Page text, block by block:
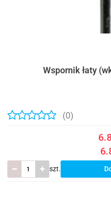
Wspornik łaty
(0)
szt.